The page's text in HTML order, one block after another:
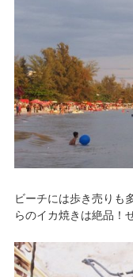
ビーチには歩き売りも
らのイカ焼きは絶品！